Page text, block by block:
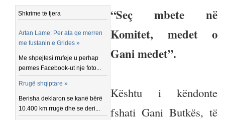
Shkrime të tjera
Artan Lame: Per ata qe merren
me fustanin e Grides »
Me shpejtesi rrufeje u perhap
permes Facebook-ut nje foto...
Rrugë shqiptare »
Berisha deklaron se kanë bërë
10.400 km rrugë dhe se deri...
“Seç mbete në
Komitet, medet o
Gani medet”.
Kështu i këndonte
fshati Gani Butkës, të